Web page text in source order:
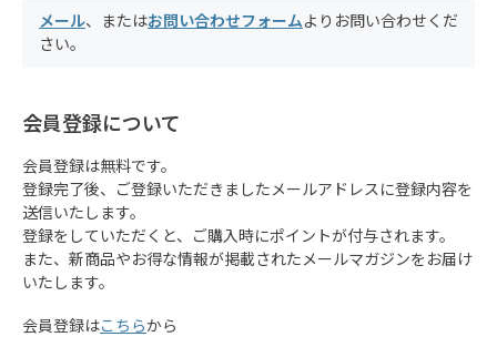
メール、またはお問い合わせフォームよりお問い合わせくだ
さい。
会員登録について
会員登録は無料です。
登録完了後、ご登録いただきましたメールアドレスに登録内容を
送信いたします。
登録をしていただくと、ご購入時にポイントが付与されます。
また、新商品やお得な情報が掲載されたメールマガジンをお届け
いたします。
会員登録はこちらから